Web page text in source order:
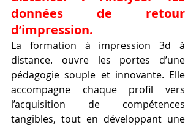
données de retour
d’impression.
La formation à impression 3d à
distance. ouvre les portes d’une
pédagogie souple et innovante. Elle
accompagne chaque profil vers
l’acquisition de compétences
tangibles, tout en développant une